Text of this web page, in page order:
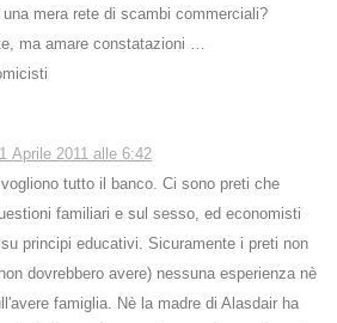
mera rete di scambi commerciali?
ma amare constatazioni …
1 Aprile 2011 alle 6:42
tutto il banco. Ci sono preti che
familiari e sul sesso, ed economisti
principi educativi. Sicuramente i preti non
dovrebbero avere) nessuna esperienza nè
famiglia. Nè la madre di Alasdair ha